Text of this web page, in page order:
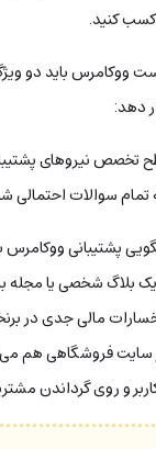
کنید.
ووکامرس باید دو
دهد:
تخصص نیروهای
تمام سوالات
پشتیبانی ووکامرس
یک بلاگ شخصی یا
مالی جدی در
سایت فروشگاهی هم
و روی گرداندن